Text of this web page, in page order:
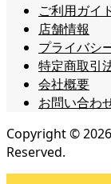
ご利用ガイ
店舗情報
プライバシ
特定商取引
会社概要
お問い合わ
Copyright ©2026
Reserved.